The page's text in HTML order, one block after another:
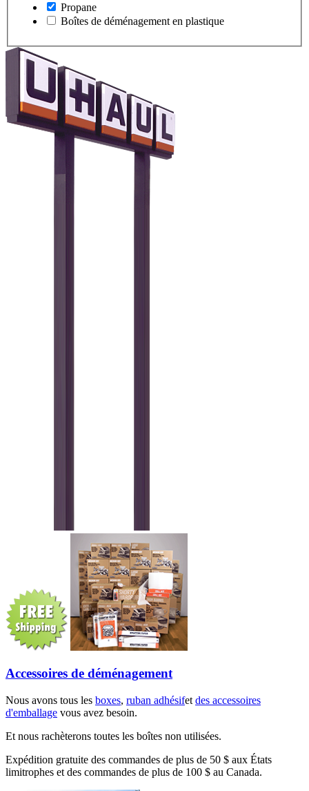
Propane
Boîtes de déménagement en plastique
Accessoires de déménagement
Nous avons tous les boxes, ruban adhésifet des accessoires
d'emballage vous avez besoin.
Et nous rachèterons toutes les boîtes non utilisées.
Expédition gratuite des commandes de plus de 50 $ aux États
limitrophes et des commandes de plus de 100 $ au Canada.